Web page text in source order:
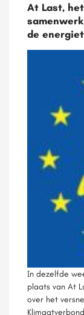
At Last,
de
In dezelfde
plaats van At
over het